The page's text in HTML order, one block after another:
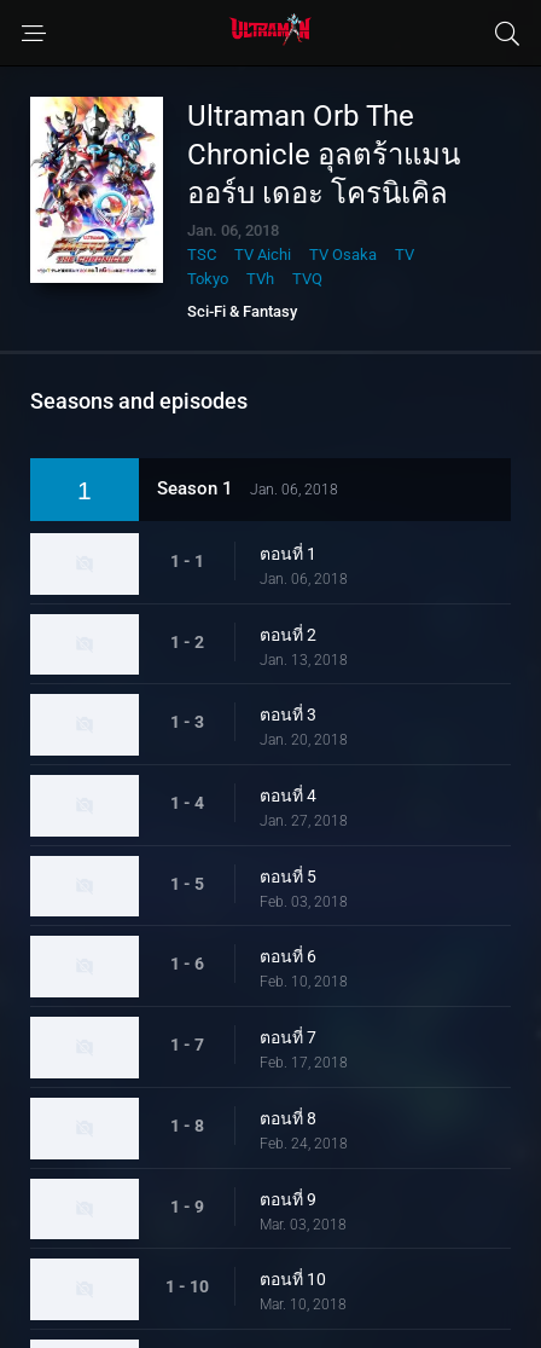
Ultraman Orb The
Chronicle อุลตร้าแมน
ออร์บ เดอะ โครนิเคิล
Jan. 06, 2018
TSC
TV Aichi TV Osaka
TV
Tokyo
TVh
TVQ
Sci-Fi & Fantasy
Seasons and episodes
1 Season 1 Jan. 06, 2018
1 - 1 ตอนที่ 1
Jan. 06, 2018
1 - 2 ตอนที่ 2
Jan. 13, 2018
1 - 3 ตอนที่ 3
Jan. 20, 2018
1 - 4 ตอนที่ 4
Jan. 27, 2018
1 - 5 ตอนที่ 5
Feb. 03, 2018
1 - 6 ตอนที่ 6
Feb. 10, 2018
1 - 7 ตอนที่ 7
Feb. 17, 2018
1 - 8 ตอนที่ 8
Feb. 24, 2018
1 - 9 ตอนที่ 9
Mar. 03, 2018
1 - 10 ตอนที่ 10
Mar. 10, 2018